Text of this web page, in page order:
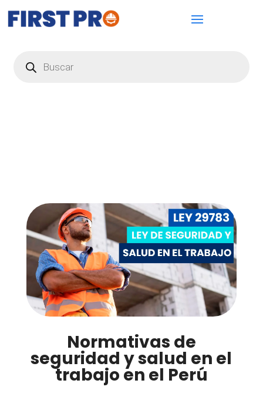
productos
Normativas de
seguridad y salud en el
trabajo en el Perú